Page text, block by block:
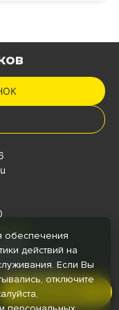
картой
расчет
обеспечения
действий на
Если Вы
отключите